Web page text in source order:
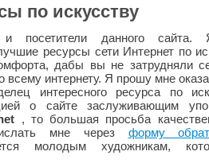
по искусству
посетители данного сайта.
ресурсы сети Интернет по
дабы вы не затрудняли
всему интернету. Я прошу мне
интересного ресурса по
о сайте заслуживающим
, то большая просьба
мне через форму
молодым художникам,